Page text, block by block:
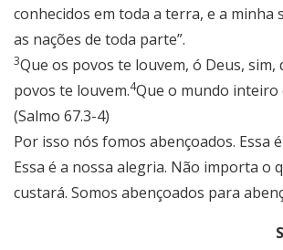
conhecidos em toda a terra, e a minha
as nações de toda parte”.
3Que os povos te louvem, ó Deus, sim,
povos te louvem.4Que o mundo inteiro
(Salmo 67.3-4)
Por isso nós fomos abençoados. Essa
Essa é a nossa alegria. Não importa o
custará. Somos abençoados para